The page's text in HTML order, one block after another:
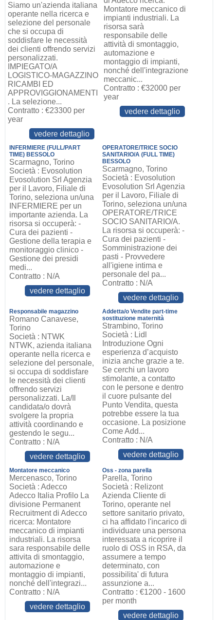
Siamo un'azienda italiana
operante nella ricerca e
selezione del personale
che si occupa di
soddisfare le necessità
dei clienti offrendo servizi
personalizzati.
IMPIEGATO/A
LOGISTICO-MAGAZZINO
RICAMBI ED
APPROVIGGIONAMENTI
. La selezione...
Contratto : €23300 per
year
vedere dettaglio
Montatore meccanico di
impianti industriali. La
risorsa sarà
responsabile delle
attività di smontaggio,
automazione e
montaggio di impianti,
nonché dell'integrazione
meccanic...
Contratto : €32000 per
year
vedere dettaglio
INFERMIERE (FULL/PART
TIME) BESSOLO
Scarmagno, Torino
Società : Evosolution
Evosolution Srl Agenzia
per il Lavoro, Filiale di
Torino, seleziona un/una
INFERMIERE per un
importante azienda. La
risorsa si occuperà: -
Cura dei pazienti -
Gestione della terapia e
monitoraggio clinico -
Gestione dei presidi
medi...
Contratto : N/A
vedere dettaglio
OPERATORE/TRICE SOCIO
SANITARIO/A (FULL TIME)
BESSOLO
Scarmagno, Torino
Società : Evosolution
Evosolution Srl Agenzia
per il Lavoro, Filiale di
Torino, seleziona un/una
OPERATORE/TRICE
SOCIO SANITARIO/A.
La risorsa si occuperà: -
Cura dei pazienti -
Somministrazione dei
pasti - Provvedere
all'igiene intima e
personale del pa...
Contratto : N/A
vedere dettaglio
Responsabile magazzino
Romano Canavese,
Torino
Società : NTWK
NTWK, azienda italiana
operante nella ricerca e
selezione del personale,
si occupa di soddisfare
le necessità dei clienti
offrendo servizi
personalizzati. La/Il
candidata/o dovrà
svolgere la propria
attività coordinando e
gestendo le segu...
Contratto : N/A
vedere dettaglio
Addetta/o Vendite part-time
sostituzione maternità
Strambino, Torino
Società : Lidl
Introduzione Ogni
esperienza d’acquisto
inizia anche grazie a te.
Se cerchi un lavoro
stimolante, a contatto
con le persone e dentro
il cuore pulsante del
Punto Vendita, questa
potrebbe essere la tua
occasione. La posizione
Come Add...
Contratto : N/A
vedere dettaglio
Montatore meccanico
Mercenasco, Torino
Società : Adecco
Adecco Italia Profilo La
divisione Permanent
Recruitment di Adecco
ricerca: Montatore
meccanico di impianti
industriali. La risorsa
sara responsabile delle
attivita di smontaggio,
automazione e
montaggio di impianti,
nonché dell'integrazi...
Contratto : N/A
vedere dettaglio
Oss - zona parella
Parella, Torino
Società : Relizont
Azienda Cliente di
Torino, operante nel
settore sanitario privato,
ci ha affidato l'incarico di
individuare una persona
interessata a ricoprire il
ruolo di OSS in RSA, da
assumere a tempo
determinato, con
possibilita' di futura
assunzione a...
Contratto : €1200 - 1600
per month
vedere dettaglio